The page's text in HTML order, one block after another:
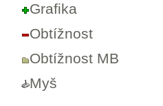
Grafika
Obtížnost
Obtížnost MB
Myš